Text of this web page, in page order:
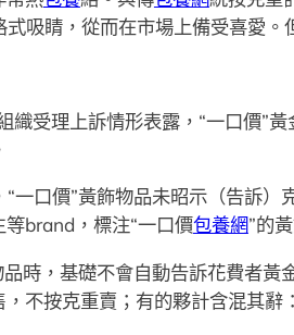
吸睛，從而在市場上備受喜愛。
受理上訴情形表露，“一口價”
“一口價”黃飾物品未昭示（告訴
brand，標注“一口價包養網”的
時，基礎不會自動告訴花費者
不按克重賣；有的夥計含混其辭